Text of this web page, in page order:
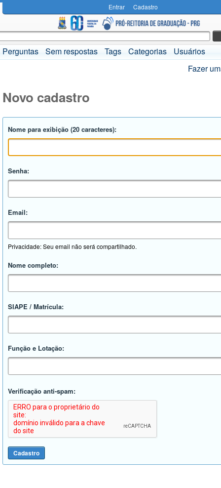
Entrar Cadastro
Perguntas Sem respostas Tags Categorias
Usuários
Fazer
Novo cadastro
Nome para exibição (20 caracteres):
Senha:
Email:
Privacidade: Seu email não será compartilhado.
Nome completo:
SIAPE / Matrícula:
Função e Lotação:
Verificação anti-spam: